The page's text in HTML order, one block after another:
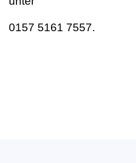
0157 5161 7557.